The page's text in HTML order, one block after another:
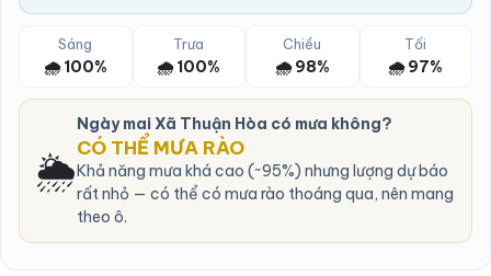
Sáng
🌧️ 100%
Trưa
🌧️ 100%
Chiều
🌧️ 98%
Tối
🌧️ 97%
🌦️
Ngày mai Xã Thuận Hòa có mưa không?
CÓ THỂ MƯA RÀO
Khả năng mưa khá cao (~95%) nhưng lượng dự báo
rất nhỏ — có thể có mưa rào thoáng qua, nên mang
theo ô.